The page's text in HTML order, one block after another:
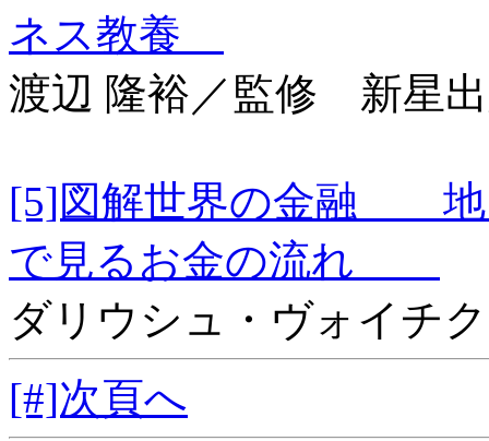
ネス教養
渡辺 隆裕／監修 新星
[5]図解世界の金融 地
で見るお金の流れ
ダリウシュ・ヴォイチ
[#]次頁へ